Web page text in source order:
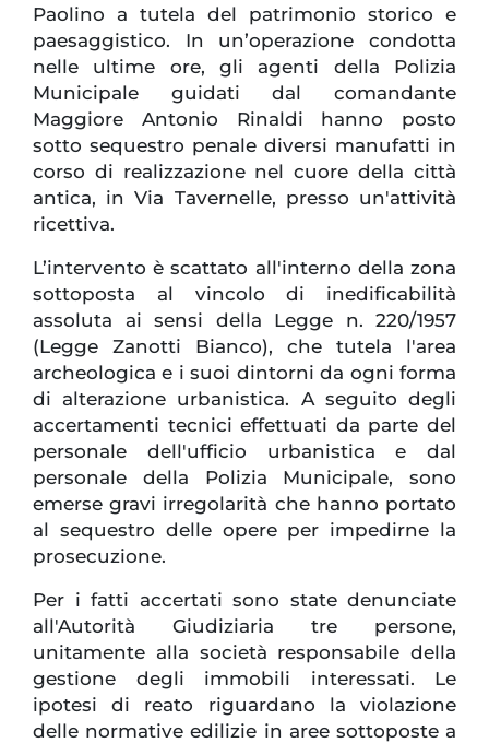
Paolino a tutela del patrimonio storico e
paesaggistico. In un’operazione condotta
nelle ultime ore, gli agenti della Polizia
Municipale guidati dal comandante
Maggiore Antonio Rinaldi hanno posto
sotto sequestro penale diversi manufatti in
corso di realizzazione nel cuore della città
antica, in Via Tavernelle, presso un'attività
ricettiva.
L’intervento è scattato all'interno della zona
sottoposta al vincolo di inedificabilità
assoluta ai sensi della Legge n. 220/1957
(Legge Zanotti Bianco), che tutela l'area
archeologica e i suoi dintorni da ogni forma
di alterazione urbanistica. A seguito degli
accertamenti tecnici effettuati da parte del
personale dell'ufficio urbanistica e dal
personale della Polizia Municipale, sono
emerse gravi irregolarità che hanno portato
al sequestro delle opere per impedirne la
prosecuzione.
Per i fatti accertati sono state denunciate
all'Autorità Giudiziaria tre persone,
unitamente alla società responsabile della
gestione degli immobili interessati. Le
ipotesi di reato riguardano la violazione
delle normative edilizie in aree sottoposte a